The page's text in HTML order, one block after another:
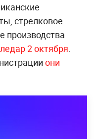
стрелковое
производства
2 октября
они